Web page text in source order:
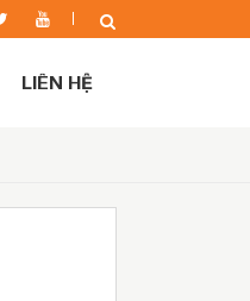
LIÊN HỆ